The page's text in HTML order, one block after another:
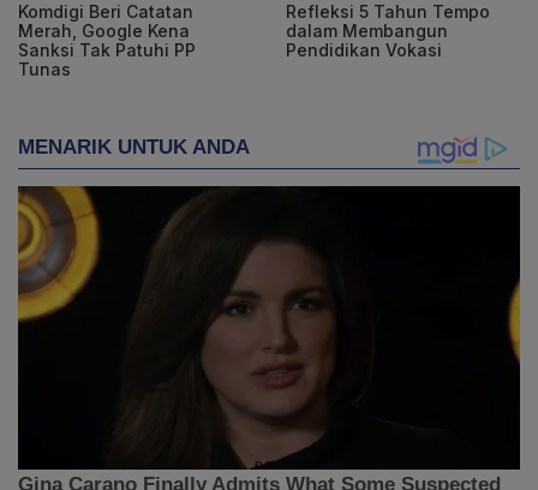
Komdigi Beri Catatan
Merah, Google Kena
Sanksi Tak Patuhi PP
Tunas
Refleksi 5 Tahun Tempo
dalam Membangun
Pendidikan Vokasi